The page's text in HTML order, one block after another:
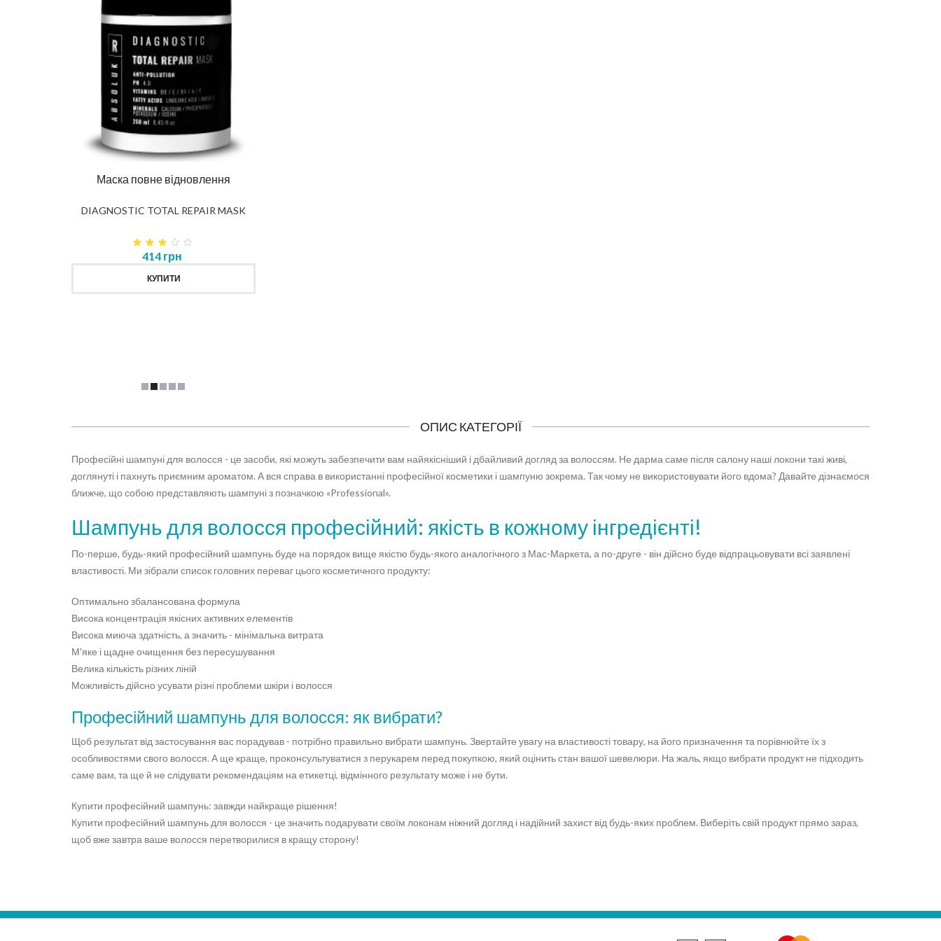
Шампунь повне відновлення
DIAGNOSTIC TOTAL REPAIR
435 грн
КУПИТИ
ОПИС КАТЕГОРІЇ
Професійні шампуні для волосся - це засоби, які можуть забезпечити вам найякісніший і дбайливий догляд за волоссям. Не дарма саме після салону наші локони такі живі,
доглянуті і пахнуть приємним ароматом. А вся справа в використанні професійної косметики і шампуню зокрема. Так чому не використовувати його вдома? Давайте дізнаємося
ближче, що собою представляють шампуні з позначкою «Professional».
Шампунь для волосся професійний: якість в кожному інгредієнті!
По-перше, будь-який професійний шампунь буде на порядок вище якістю будь-якого аналогічного з Мас-Маркета, а по-друге - він дійсно буде відпрацьовувати всі заявлені
властивості. Ми зібрали список головних переваг цього косметичного продукту:
Оптимально збалансована формула
Висока концентрація якісних активних елементів
Висока миюча здатність, а значить - мінімальна витрата
М'яке і щадне очищення без пересушування
Велика кількість різних ліній
Можливість дійсно усувати різні проблеми шкіри і волосся
Професійний шампунь для волосся: як вибрати?
Щоб результат від застосування вас порадував - потрібно правильно вибрати шампунь. Звертайте увагу на властивості товару, на його призначення та порівнюйте їх з
особливостями свого волосся. А ще краще, проконсультуватися з перукарем перед покупкою, який оцінить стан вашої шевелюри. На жаль, якщо вибрати продукт не підходить
саме вам, та ще й не слідувати рекомендаціям на етикетці, відмінного результату може і не бути.
Купити професійний шампунь: завжди найкраще рішення!
Купити професійний шампунь для волосся - це значить подарувати своїм локонам ніжний догляд і надійний захист від будь-яких проблем. Виберіть свій продукт прямо зараз,
щоб вже завтра ваше волосся перетворилися в кращу сторону!